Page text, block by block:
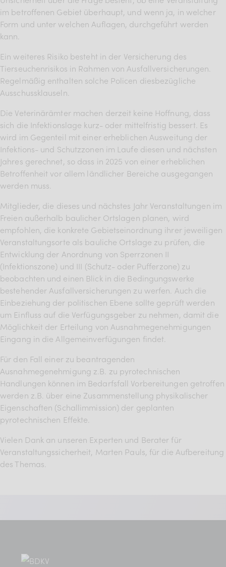
im betroffenen Gebiet überhaupt, und wenn ja, in welcher
Form und unter welchen Auflagen, durchgeführt werden
kann.
Ein weiteres Risiko besteht in der Versicherung des
Tierseuchenrisikos in Rahmen von Ausfallversicherungen.
Regelmäßig enthalten solche Policen diesbezügliche
Ausschussklauseln.
Die Veterinärämter machen derzeit keine Hoffnung, dass
sich die Infektionslage kurz- oder mittelfristig bessert. Es
wird im Gegenteil mit einer erheblichen Ausweitung der
Infektions- und Schutzzonen im Laufe diesen und nächsten
Jahres gerechnet, so dass in 2025 von einer erheblichen
Betroffenheit vor allem ländlicher Bereiche ausgegangen
werden muss.
Mitglieder, die dieses und nächstes Jahr Veranstaltungen im
Freien außerhalb baulicher Ortslagen planen, wird
empfohlen, die konkrete Gebietseinordnung ihrer jeweiligen
Veranstaltungsorte als bauliche Ortslage zu prüfen, die
Entwicklung der Anordnung von Sperrzonen II
(Infektionszone) und III (Schutz- oder Pufferzone) zu
beobachten und einen Blick in die Bedingungswerke
bestehender Ausfallversicherungen zu werfen. Auch die
Einbeziehung der politischen Ebene sollte geprüft werden
um Einfluss auf die Verfügungsgeber zu nehmen, damit die
Möglichkeit der Erteilung von Ausnahmegenehmigungen
Eingang in die Allgemeinverfügungen findet.
Für den Fall einer zu beantragenden
Ausnahmegenehmigung z.B. zu pyrotechnischen
Handlungen können im Bedarfsfall Vorbereitungen getroffen
werden z.B. über eine Zusammenstellung physikalischer
Eigenschaften (Schallimmission) der geplanten
pyrotechnischen Effekte.
Vielen Dank an unseren Experten und Berater für
Veranstaltungssicherheit, Marten Pauls, für die Aufbereitung
des Themas.